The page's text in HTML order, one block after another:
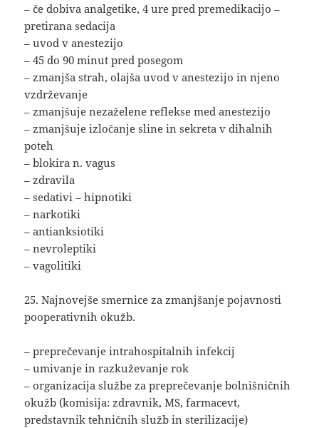
– če dobiva analgetike, 4 ure pred premedikacijo –
pretirana sedacija
– uvod v anestezijo
– 45 do 90 minut pred posegom
– zmanjša strah, olajša uvod v anestezijo in njeno
vzdrževanje
– zmanjšuje nezaželene reflekse med anestezijo
– zmanjšuje izločanje sline in sekreta v dihalnih
poteh
– blokira n. vagus
– zdravila
– sedativi – hipnotiki
– narkotiki
– antianksiotiki
– nevroleptiki
– vagolitiki
25. Najnovejše smernice za zmanjšanje pojavnosti
pooperativnih okužb.
– preprečevanje intrahospitalnih infekcij
– umivanje in razkuževanje rok
– organizacija službe za preprečevanje bolnišničnih
okužb (komisija: zdravnik, MS, farmacevt,
predstavnik tehničnih služb in sterilizacije)